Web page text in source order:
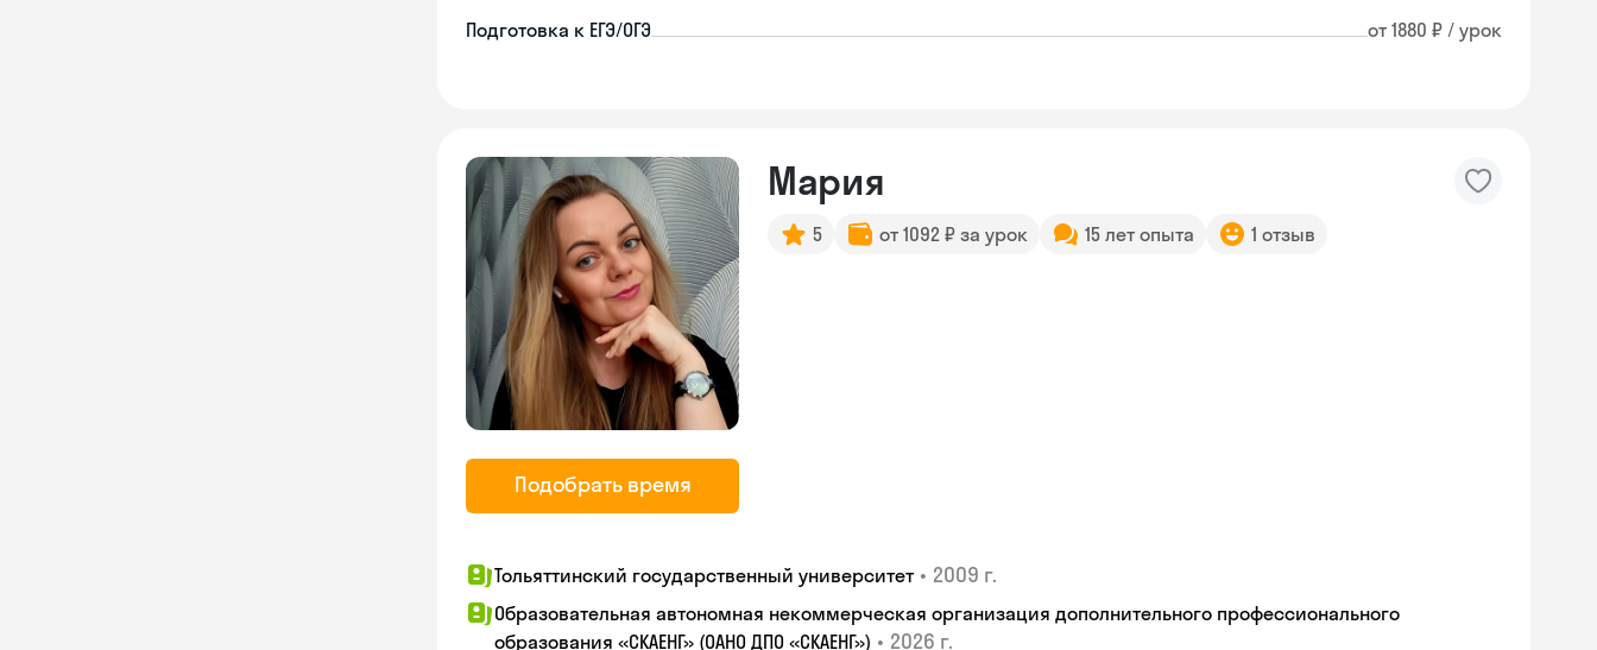
Подготовка к ЕГЭ/ОГЭ от 1880 ₽ / урок
Подобрать время
Мария
5 от 1092 ₽ за урок 15 лет опыта 1 отзыв
Тольяттинский государственный университет • 2009 г.
Образовательная автономная некоммерческая организация дополнительного профессионального
образования «СКАЕНГ» (ОАНО ДПО «СКАЕНГ») • 2026 г.
Skysmart Chat